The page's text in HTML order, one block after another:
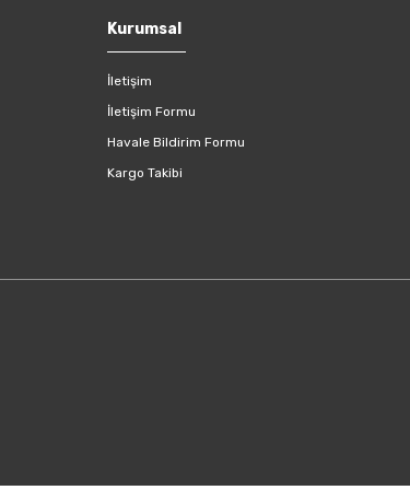
Kurumsal
İletişim
İletişim Formu
Havale Bildirim Formu
Kargo Takibi